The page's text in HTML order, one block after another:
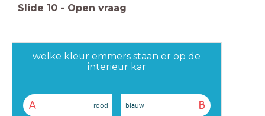
Slide 10 - Open vraag
welke kleur emmers staan er op de
interieur kar
A rood B
blauw